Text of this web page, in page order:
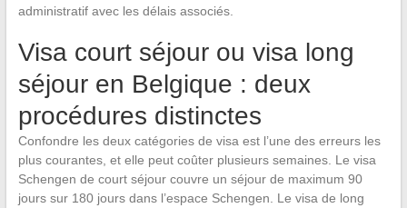
administratif avec les délais associés.
Visa court séjour ou visa long
séjour en Belgique : deux
procédures distinctes
Confondre les deux catégories de visa est l’une des erreurs les
plus courantes, et elle peut coûter plusieurs semaines. Le visa
Schengen de court séjour couvre un séjour de maximum 90
jours sur 180 jours dans l’espace Schengen. Le visa de long